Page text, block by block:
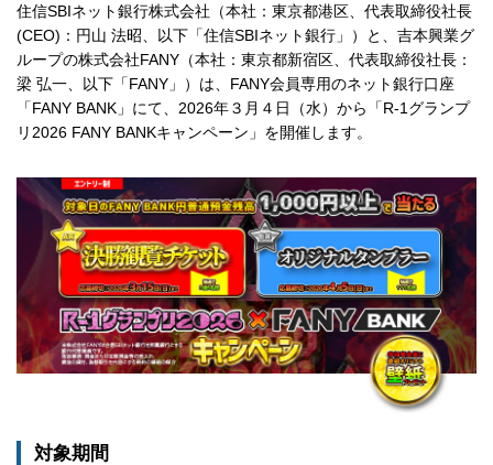
検索
住信SBIネット銀行株式会社（本社：東京都港区、代表取締役社長
(CEO)：円山 法昭、以下「住信SBIネット銀行」）と、吉本興業グ
ループの株式会社FANY（本社：東京都新宿区、代表取締役社長：
梁 弘一、以下「FANY」）は、FANY会員専用のネット銀行口座
「FANY BANK」にて、2026年３月４日（水）から「R-1グランプ
リ2026 FANY BANKキャンペーン」を開催します。
対象期間